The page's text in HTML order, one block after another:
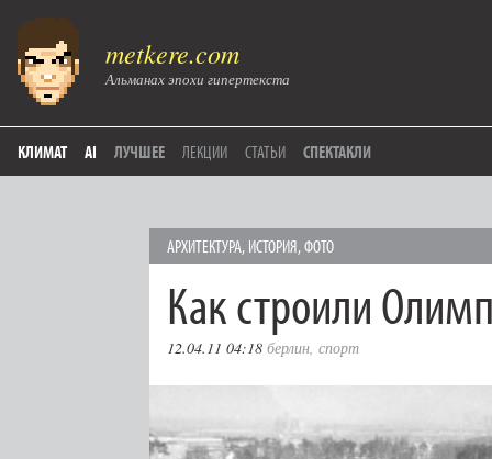
metkere.com
Альманах эпохи гипертекста
КЛИМАТ AI ЛУЧШЕЕ ЛЕКЦИИ СТАТЬИ СПЕКТАКЛИ
АРХИТЕКТУРА, ИСТОРИЯ,ФОТО
Как строили
12.04.11 04:18 берлин, спорт